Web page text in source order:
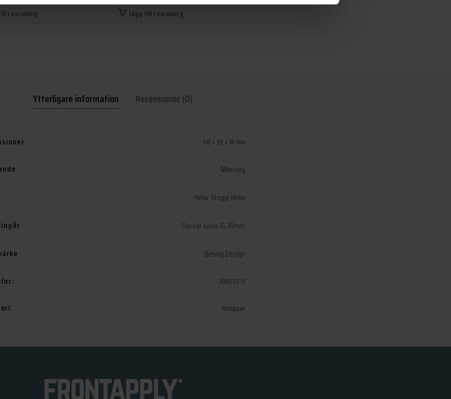
i varukorg Lägg till i varukorg
Ytterligare information Recensioner (0)
60 × 35 × 16 mm
Mässing
Helix, Knopp Helix
Passar lucka 16-19mm
Beslag Design
308572-11
Knoppar